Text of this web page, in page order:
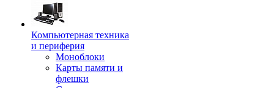
Компьютерная техника
и периферия
Моноблоки
Карты памяти и
флешки